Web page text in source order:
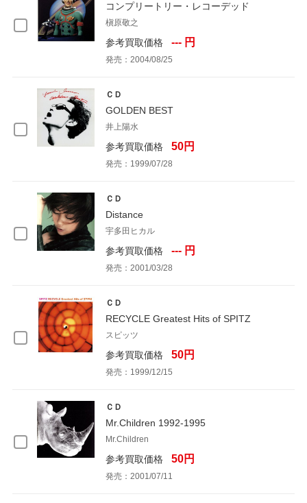
コンプリートリー・レコーデッド
槇原敬之
参考買取価格 --- 円
発売：2004/08/25
ＣＤ
GOLDEN BEST
井上陽水
参考買取価格 50円
発売：1999/07/28
ＣＤ
Distance
宇多田ヒカル
参考買取価格 --- 円
発売：2001/03/28
ＣＤ
RECYCLE Greatest Hits of SPITZ
スピッツ
参考買取価格 50円
発売：1999/12/15
ＣＤ
Mr.Children 1992-1995
Mr.Children
参考買取価格 50円
発売：2001/07/11